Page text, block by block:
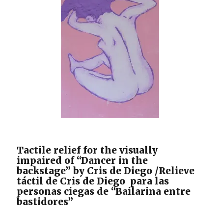
(27).
a
Tactile relief for the visually
impaired of “Dancer in the
backstage” by Cris de Diego /Relieve
táctil de Cris de Diego para las
personas ciegas de “Bailarina entre
bastidores”